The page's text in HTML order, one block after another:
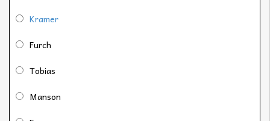
Kramer
Furch
Tobias
Manson